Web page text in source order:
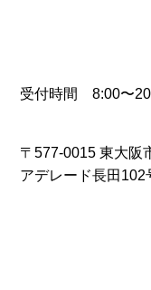
受付時間 8:00〜
〒577-0015 東大阪
アデレード長田102